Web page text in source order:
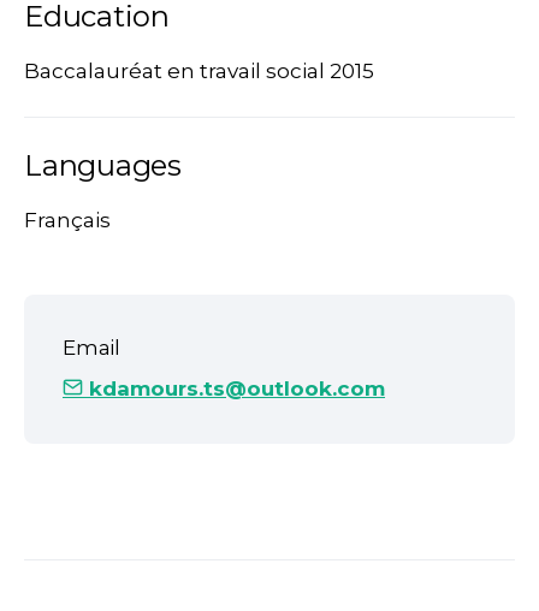
Education
Baccalauréat en travail social 2015
Languages
Français
Email
kdamours.ts@outlook.com